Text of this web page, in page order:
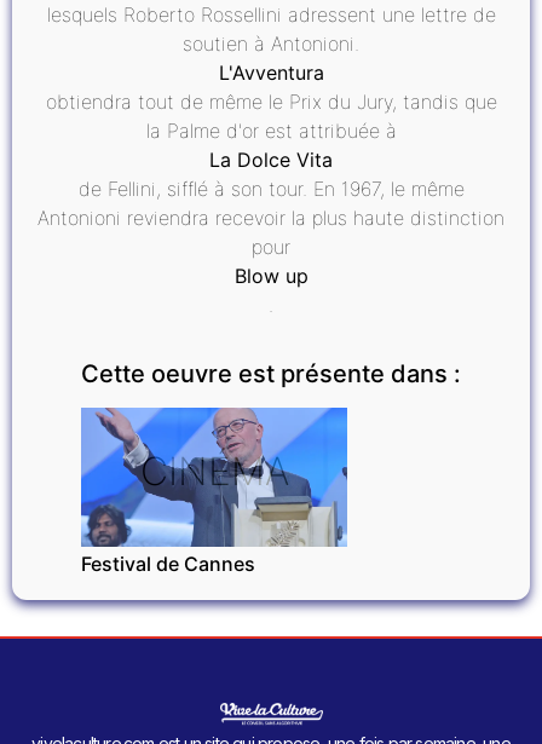
lesquels Roberto Rossellini adressent une lettre de
soutien à Antonioni.
L'Avventura
obtiendra tout de même le Prix du Jury, tandis que
la Palme d'or est attribuée à
La Dolce Vita
de Fellini, sifflé à son tour. En 1967, le même
Antonioni reviendra recevoir la plus haute distinction
pour
Blow up
Cette oeuvre est présente dans :
CINÉMA
Festival de Cannes